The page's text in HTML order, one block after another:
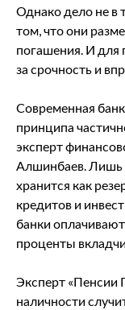
Однако дело не в
том, что они
погашения. И для
за срочность и
Современная
принципа
эксперт
Алшинбаев. Лишь
хранится как
кредитов и
банки
проценты
Эксперт «Пенсии
наличности